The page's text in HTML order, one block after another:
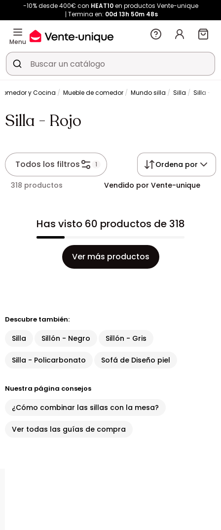
-10% desde 400€ con HEAT10en productos Vente-unique
Termina en: 00d 13h 50m 47s
Menu
y Cocina Mueble de comedor Mundo silla Silla Silla -
Silla - Rojo
Todos los filtros 1 Ordena por
318 productos Vendido por Vente-unique
Has visto 60 productos de 318
Ver más productos
Descubre también:
Silla Sillón - Negro Sillón - Gris
Silla - Policarbonato Sofá de Diseño piel
Nuestra página consejos
¿Cómo combinar las sillas con la mesa?
Ver todas las guías de compra